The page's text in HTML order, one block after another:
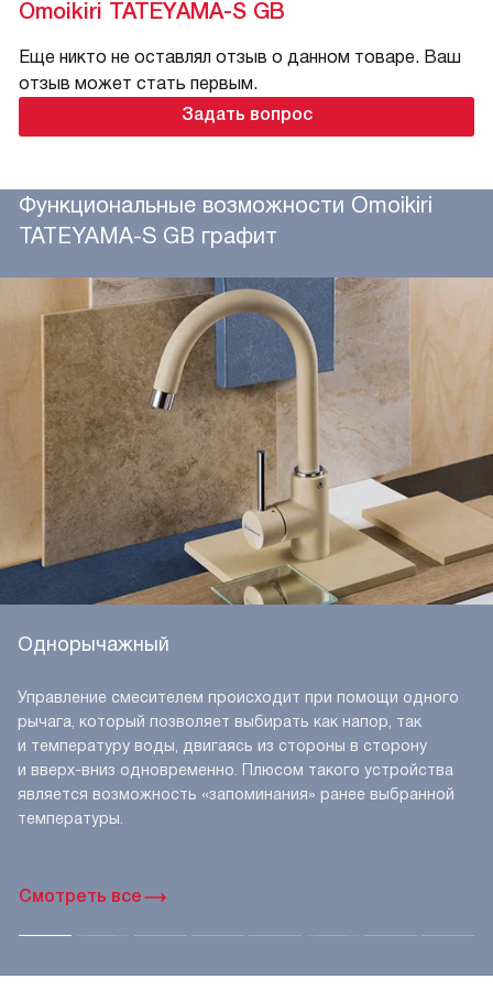
Omoikiri TATEYAMA-S GB
Еще никто не оставлял отзыв о данном товаре. Ваш
отзыв может стать первым.
Задать вопрос
Функциональные возможности Omoikiri
TATEYAMA-S GB графит
Смотреть все
Однорычажный
Управление смесителем происходит при помощи одного
рычага, который позволяет выбирать как напор, так
и температуру воды, двигаясь из стороны в сторону
и вверх-вниз одновременно. Плюсом такого устройства
является возможность «запоминания» ранее выбранной
температуры.